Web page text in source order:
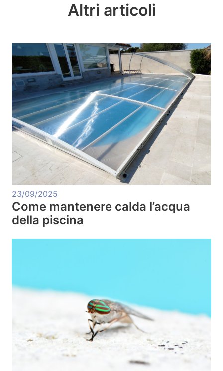
Altri articoli
23/09/2025
Come mantenere calda l’acqua
della piscina